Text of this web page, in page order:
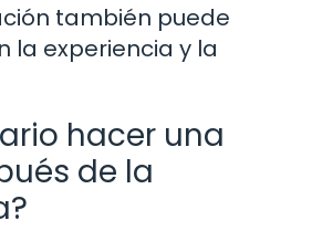
también puede
la experiencia y la
hacer una
de la